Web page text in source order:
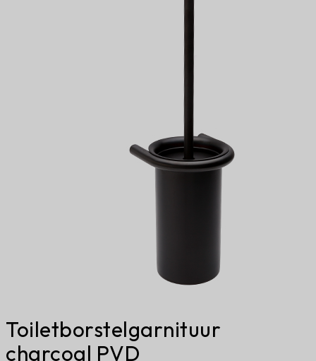
Toiletborstelgarnituur
charcoal PVD